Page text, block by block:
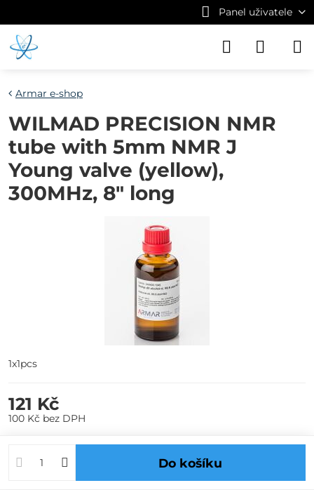
Panel uživatele
Armar e-shop
WILMAD PRECISION NMR
tube with 5mm NMR J
Young valve (yellow),
300MHz, 8" long
1x1pcs
121 Kč
100 Kč bez DPH
Do košíku